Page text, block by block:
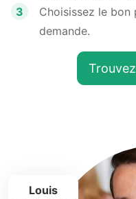
3
Choisissez le
demande.
Louis